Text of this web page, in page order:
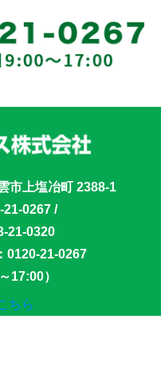
市上塩冶町 2388-1
21-0267 /
21-0320
0120-21-0267
17:00）
ちら